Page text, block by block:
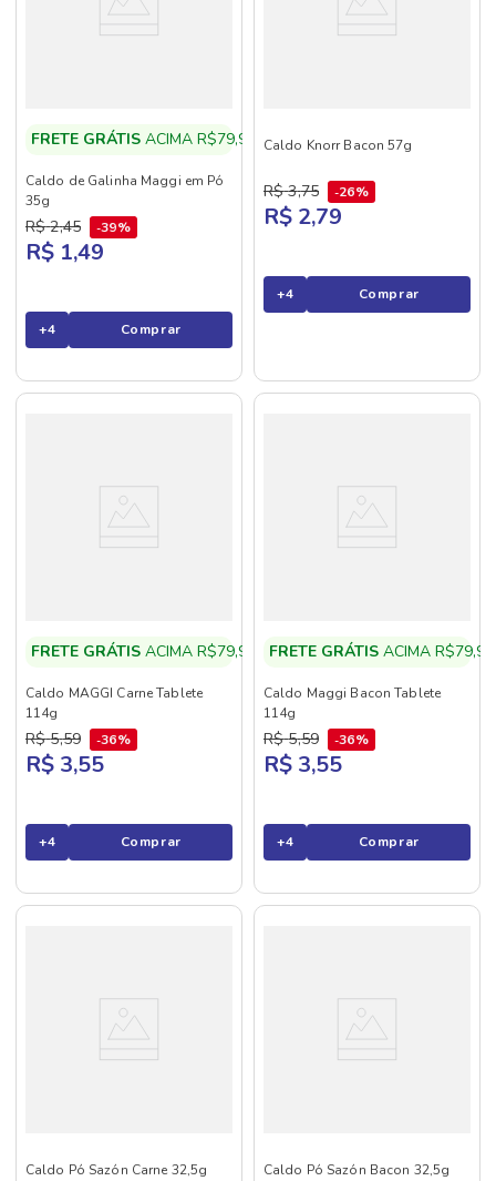
FRETE GRÁTIS ACIMA R$79,90
Caldo de Galinha Maggi em Pó
35g
R$ 2,45 39%
R$ 1,49
+4 Comprar
Caldo Knorr Bacon 57g
R$ 3,75 26%
R$ 2,79
+4 Comprar
FRETE GRÁTIS ACIMA R$79,90
Caldo MAGGI Carne Tablete
114g
R$ 5,59 36%
R$ 3,55
+4 Comprar
FRETE GRÁTIS ACIMA R$79,90
Caldo Maggi Bacon Tablete
114g
R$ 5,59 36%
R$ 3,55
+4 Comprar
Caldo Pó Sazón Carne 32,5g Caldo Pó Sazón Bacon 32,5g